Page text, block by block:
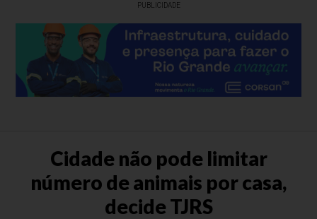
PUBLICIDADE
Cidade não pode limitar
número de animais por casa,
decide TJRS